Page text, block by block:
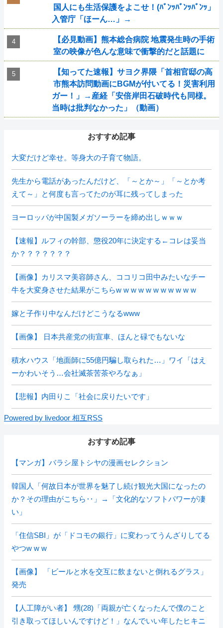
国人にも生活保護をよこせ！(ﾊﾞﾝｯﾊﾞﾝｯﾊﾞﾝｯ」
入管庁「ほーん…」→
【必見動画】熊本総合病院 地震発生時の手術
室の映像が色んな意味で衝撃的だと話題に
【知ってた速報】サヨク界隈「首相官邸の高
市熊本訪問動画にBGMが付いてる！災害利用
ガー！」→産経「安倍岸田石破時代も同様。
当時は批判なかった」（動画）
おすすめ記事
大変だけど幸せ。等身大の子育て物語。
先生から電話があったんだけど、「～とか～」「～とか考
えて～」と何度も言ってたのが耳に残ってしまった
ヨーロッパが中国製メガソーラーを締め出しｗｗｗ
【速報】ルフィの幹部、懲役20年に決定する←コレは妥当
か？？？？？？？
【画像】カリスマ美容師さん、ココリコ田中みたいなチー
牛を大変身させた結果がこちらw w w w w w w w w w w
嫁と子作り中なんだけどこうなるwww
【画像】 日本共産党の街宣車、ほんと碌でもないな
積水ハウス「地面師に55億円騙し取られた…」ワイ「はえ
ーかわいそう…会社滅茶苦茶やろなぁ」
【悲報】内田りこ「社会に戻りたいです」
Powered by livedoor 相互RSS
おすすめ記事
【マンガ】バラシ屋トシヤの漫画セレクション
韓国人「何故日本が世界を魅了し続け観光大国になったの
か？その理由がこちら‥」→「文化的なソフトパワーが凄
い」
「住信SBI」が「ドコモの銀行」に変わってうんざりしてる
やつw w w
【画像】 「ビールと水を交互に飲まないと倒れるグラス」
発売
【人工障がい者】 甥(28)「両親が亡くなったんで僕のこと
引き取ってほしいんですけど！」なんでいい年したヒキニ